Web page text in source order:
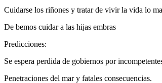
Cuidarse los riñones y tratar de vivir la vida lo
De bemos cuidar a las hijas embras
Predicciones:
Se espera perdida de gobiernos por
Penetraciones del mar y fatales consecuencias.